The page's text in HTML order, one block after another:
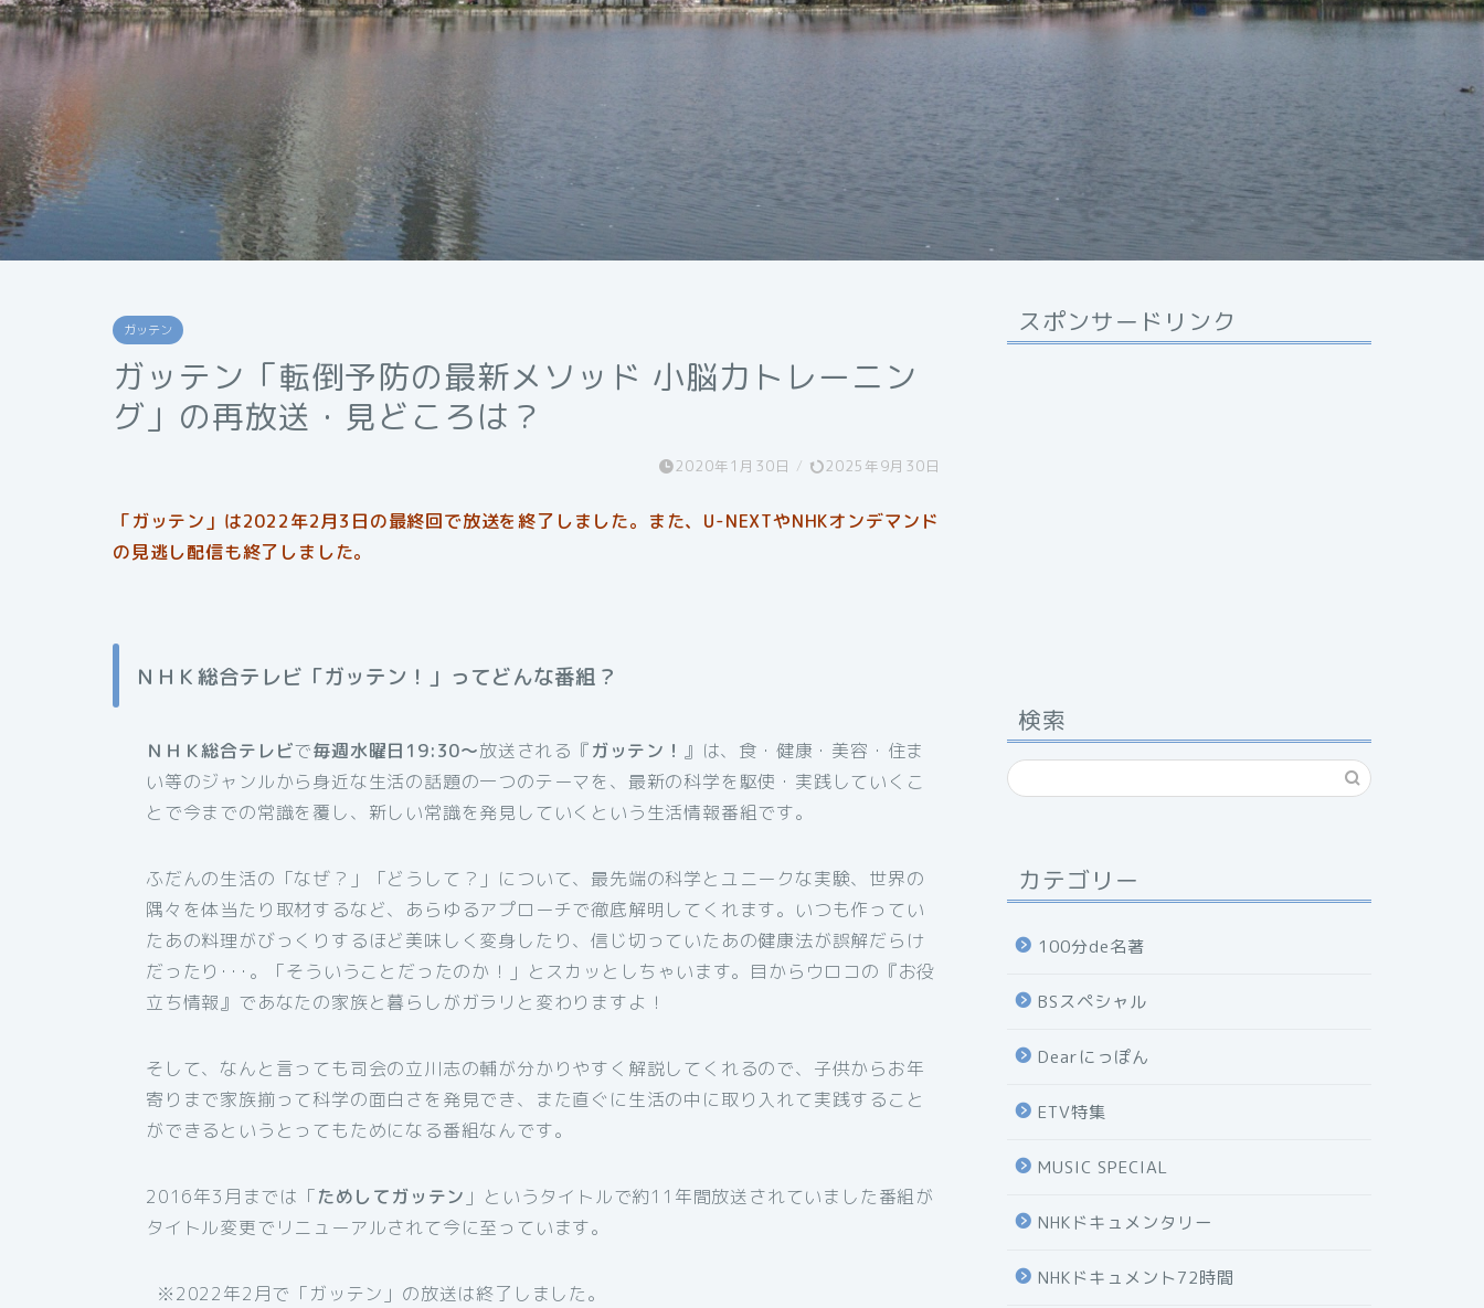
ガッテン
ガッテン「転倒予防の最新メソッド 小脳力トレーニン
グ」の再放送・見どころは？
2020年1月30日 / 2025年9月30日
「ガッテン」は2022年2月3日の最終回で放送を終了しました。また、U-NEXTやNHKオンデマンド
の見逃し配信も終了しました。
ＮＨＫ総合テレビ「ガッテン！」ってどんな番組？
ＮＨＫ総合テレビで毎週水曜日19:30～放送される『ガッテン！ 』は、食・健康・美容・住ま
い等のジャンルから身近な生活の話題の一つのテーマを、最新の科学を駆使・実践していくこ
とで今までの常識を覆し、新しい常識を発見していくという生活情報番組です。
ふだんの生活の「なぜ？」「どうして？」について、最先端の科学とユニークな実験、世界の
隅々を体当たり取材するなど、あらゆるアプローチで徹底解明してくれます。いつも作ってい
たあの料理がびっくりするほど美味しく変身したり、信じ切っていたあの健康法が誤解だらけ
だったり･･･。「そういうことだったのか！」とスカッとしちゃいます。目からウロコの『お役
立ち情報』であなたの家族と暮らしがガラリと変わりますよ！
そして、なんと言っても司会の立川志の輔が分かりやすく解説してくれるので、子供からお年
寄りまで家族揃って科学の面白さを発見でき、また直ぐに生活の中に取り入れて実践すること
ができるというとってもためになる番組なんです。
2016年3月までは「ためしてガッテン 」というタイトルで約11年間放送されていました番組が
タイトル変更でリニューアルされて今に至っています。
※2022年2月で「ガッテン」の放送は終了しました。
スポンサードリンク
検索
カテゴリー
100分de名著
BSスペシャル
Dearにっぽん
ETV特集
MUSIC SPECIAL
NHKドキュメンタリー
NHKドキュメント72時間